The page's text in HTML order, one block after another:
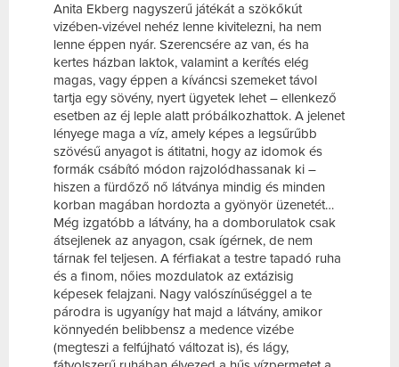
Anita Ekberg nagyszerű játékát a szökőkút
vizében-vizével nehéz lenne kivitelezni, ha nem
lenne éppen nyár. Szerencsére az van, és ha
kertes házban laktok, valamint a kerítés elég
magas, vagy éppen a kíváncsi szemeket távol
tartja egy sövény, nyert ügyetek lehet – ellenkező
esetben az éj leple alatt próbálkozhattok. A jelenet
lényege maga a víz, amely képes a legsűrűbb
szövésű anyagot is átitatni, hogy az idomok és
formák csábító módon rajzolódhassanak ki –
hiszen a fürdőző nő látványa mindig és minden
korban magában hordozta a gyönyör üzenetét…
Még izgatóbb a látvány, ha a domborulatok csak
átsejlenek az anyagon, csak ígérnek, de nem
tárnak fel teljesen. A férfiakat a testre tapadó ruha
és a finom, nőies mozdulatok az extázisig
képesek felajzani. Nagy valószínűséggel a te
párodra is ugyanígy hat majd a látvány, amikor
könnyedén belibbensz a medence vizébe
(megteszi a felfújható változat is), és lágy,